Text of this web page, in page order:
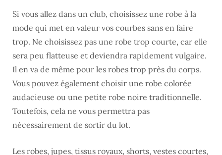
Si vous allez dans un club, choisissez une robe à la
mode qui met en valeur vos courbes sans en faire
trop. Ne choisissez pas une robe trop courte, car elle
sera peu flatteuse et deviendra rapidement vulgaire.
Il en va de même pour les robes trop près du corps.
Vous pouvez également choisir une robe colorée
audacieuse ou une petite robe noire traditionnelle.
Toutefois, cela ne vous permettra pas
nécessairement de sortir du lot.
Les robes, jupes, tissus royaux, shorts, vestes courtes,